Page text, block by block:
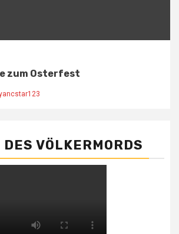
zum Osterfest
VÖLKERMORDS